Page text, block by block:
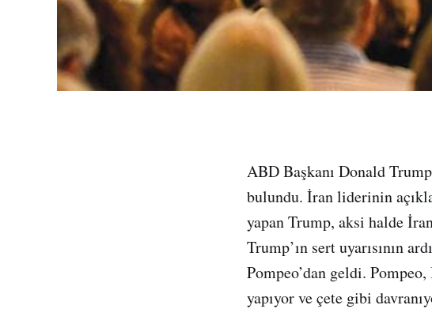
ABD Başkanı Donald
bulundu. İran liderinin
yapan Trump, aksi halde
Trump’ın sert uyarısının
Pompeo’dan geldi.
yapıyor ve çete gibi